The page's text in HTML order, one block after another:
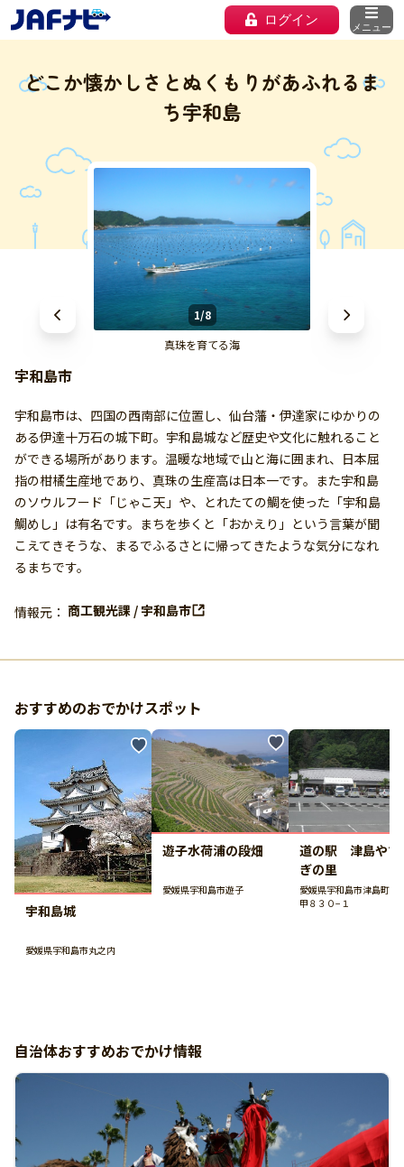
ログイン メニュー
どこか懐かしさとぬくもりがあふれるま
ち宇和島
1/8
真珠を育てる海
宇和島市
宇和島市は、四国の西南部に位置し、仙台藩・伊達家にゆかりの
ある伊達十万石の城下町。宇和島城など歴史や文化に触れること
ができる場所があります。温暖な地域で山と海に囲まれ、日本屈
指の柑橘生産地であり、真珠の生産高は日本一です。また宇和島
のソウルフード「じゃこ天」や、とれたての鯛を使った「宇和島
鯛めし」は有名です。まちを歩くと「おかえり」という言葉が聞
こえてきそうな、まるでふるさとに帰ってきたような気分になれ
るまちです。
情報元： 商工観光課 / 宇和島市
おすすめのおでかけスポット
宇和島城
愛媛県宇和島市丸之内
遊子水荷浦の段畑
愛媛県宇和島市遊子
道の駅 津島やす
ぎの里
愛媛県宇和島市津島町高
甲８３０−１
自治体おすすめおでかけ情報